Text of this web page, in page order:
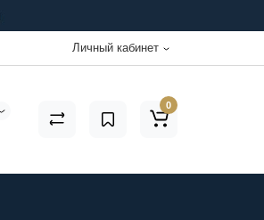
Личный кабинет
0